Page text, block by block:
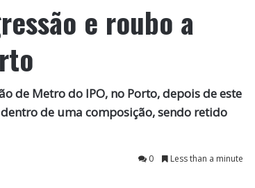
e roubo a
de Metro do IPO, no Porto, depois de este
de uma composição, sendo retido
0
Less than a minute